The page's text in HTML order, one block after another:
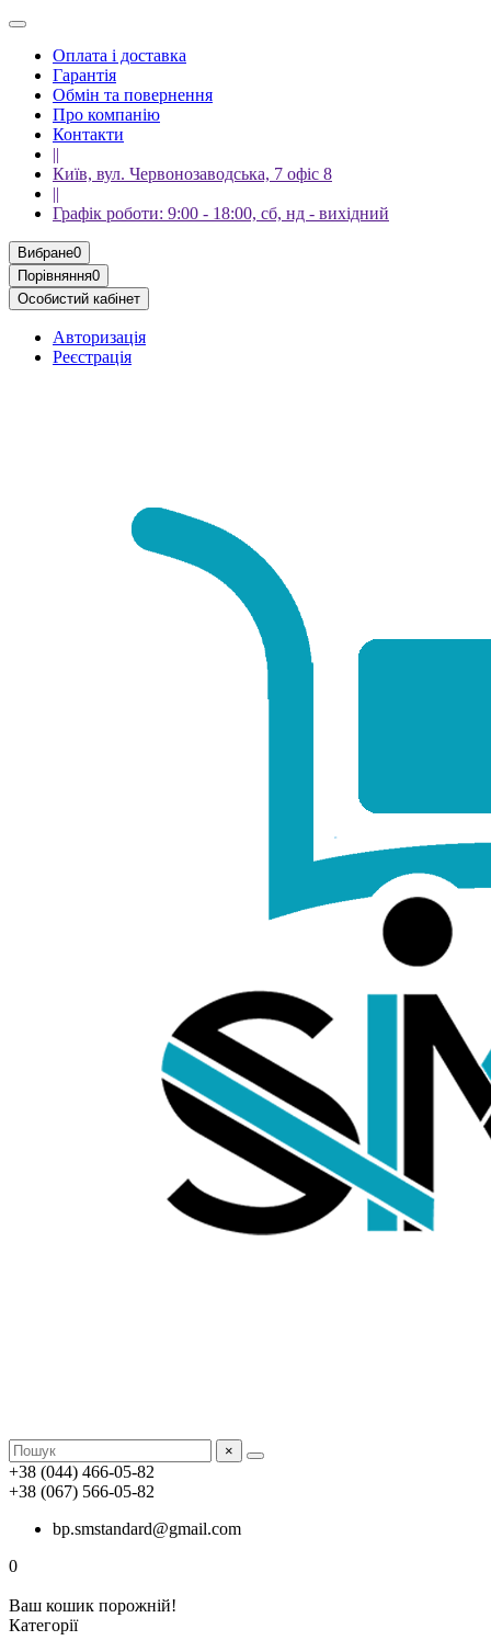
Оплата і доставка
Гарантія
Обмін та повернення
Про компанію
Контакти
||
Київ, вул. Червонозаводська, 7 офіс 8
||
Графік роботи: 9:00 - 18:00, сб, нд - вихідний
Вибране0
Порівняння0
Особистий кабінет
Авторизація
Реєстрація
×
+38 (044) 466-05-82
+38 (067) 566-05-82
bp.smstandard@gmail.com
0
Ваш кошик порожній!
Категорії